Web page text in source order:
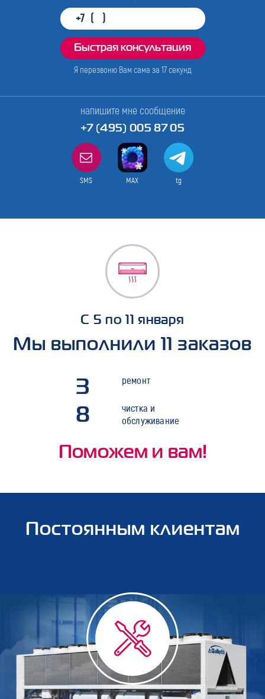
Я перезвоню Вам сама за 17секунд
напишите мне сообщение
+7 (495) 005 87 05
SMS MAX tg
С 5 по 11 января
Мы выполнили 11 заказов
3 ремонт
8
чистка и
обслуживание
Поможем и вам!
Постоянным клиентам